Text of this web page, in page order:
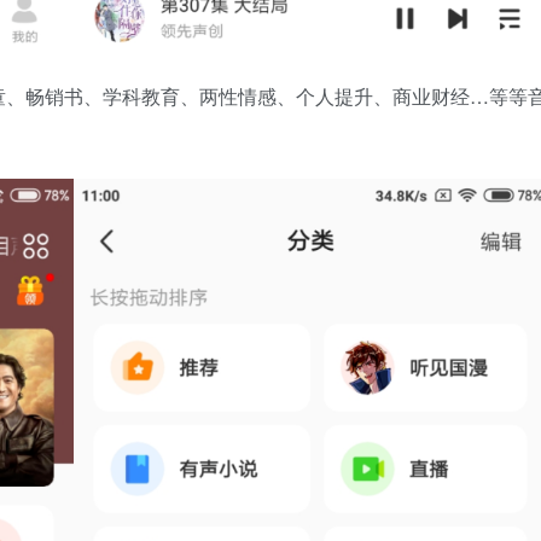
畅销书、学科教育、两性情感、个人提升、商业财经…等等